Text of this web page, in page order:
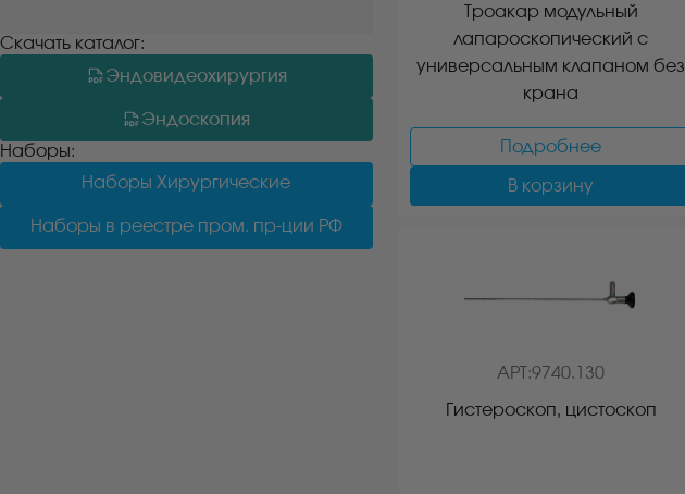
Скачать каталог:
Эндовидеохирургия
Эндоскопия
Наборы:
Наборы Хирургические
Наборы в реестре пром. пр-ции РФ
Троакар модульный
лапароскопический с
универсальным клапаном без
крана
Подробнее
В корзину
АРТ:9740.130
Гистероскоп, цистоскоп